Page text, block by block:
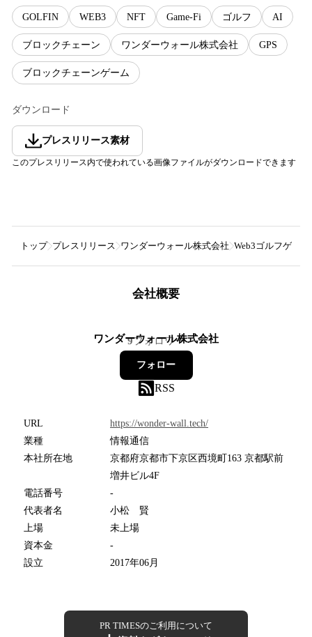
GOLFIN WEB3 NFT Game-Fi ゴルフ AI
ブロックチェーン ワンダーウォール株式会社 GPS
ブロックチェーンゲーム
ダウンロード
プレスリリース素材
このプレスリリース内で使われている画像ファイルがダウンロードできます
トップ プレスリリース ワンダーウォール株式会社 Web3ゴルフゲー
会社概要
ワンダーウォール株式会社
9フォロワー
フォロー
RSS
URL
https://wonder-wall.tech/
業種
情報通信
本社所在地
京都府京都市下京区西境町163 京都駅前
増井ビル4F
電話番号
-
代表者名
小松 賢
上場
未上場
資本金
-
設立
2017年06月
PR TIMESのご利用について